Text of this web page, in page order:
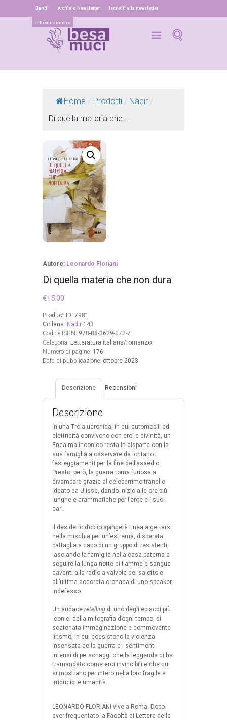
Bandi Archivio Newsletter Iscriviti alla newsletter
Librerie amiche
Home / Prodotti / Nadir /
Di quella materia che...
Autore: Leonardo Floriani
Di quella materia che non dura
€15.00
Product ID: 7981
Collana: Nadir 143
Codice ISBN: 978-88-3629-072-7
Categoria: Letteratura italiana/romanzo
Numero di pagine: 176
Data di pubblicazione: ottobre 2023
Descrizione Recensioni
Descrizione
In una Troia ucronica, in cui automobili ed
elettricità convivono con eroi e divinità, un
Enea malinconico resta in disparte con la
sua famiglia a osservare da lontano i
festeggiamenti per la fine dell’assedio.
Presto, però, la guerra torna furiosa a
divampare grazie al celeberrimo tranello
ideato da Ulisse, dando inizio alle ore più
lunghe e drammatiche per l’eroe e i suoi
cari.
Il desiderio d’oblio spingerà Enea a gettarsi
nella mischia per un’estrema, disperata
battaglia a capo di un gruppo di resistenti,
lasciando la famiglia nella casa paterna a
seguire la lunga notte di fiamme e sangue
davanti alla radio a valvole del salotto e
all’ultima accorata cronaca di uno speaker
indefesso.
Un audace retelling di uno degli episodi più
iconici della mitografia d’ogni tempo, di
scatenata immaginazione e commovente
lirismo, in cui coesistono la violenza
insensata della guerra e i sentimenti
intensi di personaggi che la leggenda ci ha
tramandato come eroi invincibili e che qui
si mostrano per intero nella loro fragile e
irriducibile umanità.
LEONARDO FLORIANI vive a Roma. Dopo
aver frequentato la Facoltà di Lettere della